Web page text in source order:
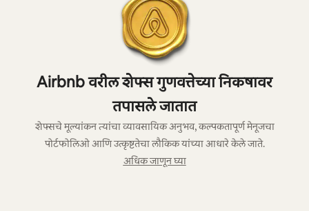
Airbnb वरील शेफ्स गुणवत्तेच्या निकषावर
तपासले जातात
शेफ्सचे मूल्यांकन त्यांचा व्यावसायिक अनुभव, कल्पकतापूर्ण मेनूजचा
पोर्टफोलिओ आणि उत्कृष्टतेचा लौकिक यांच्या आधारे केले जाते.
अधिक जाणून घ्या